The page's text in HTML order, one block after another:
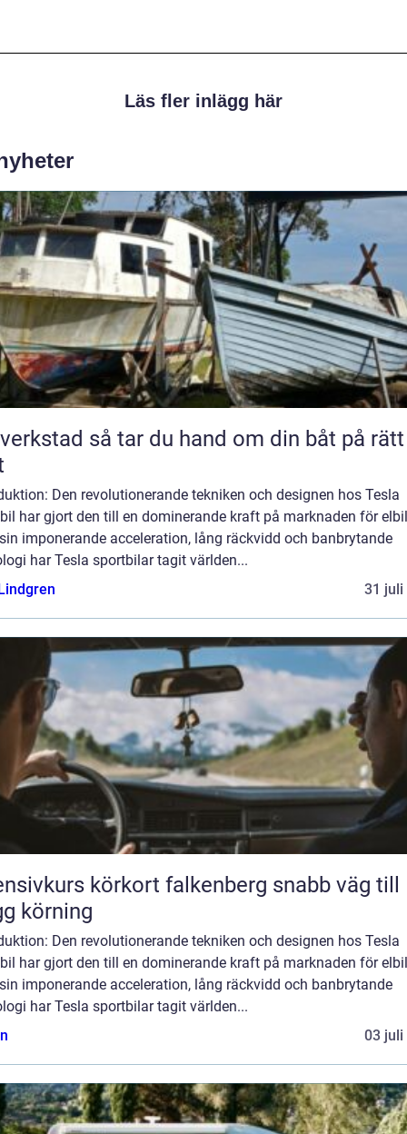
Läs fler inlägg här
tar du hand om din båt på rätt
Den revolutionerande tekniken och designen hos Tesla
har gjort den till en dominerande kraft på marknaden för
imponerande acceleration, lång räckvidd och banbrytande
har Tesla sportbilar tagit världen...
31 juli
körkort falkenberg snabb väg till
körning
Den revolutionerande tekniken och designen hos Tesla
har gjort den till en dominerande kraft på marknaden för
imponerande acceleration, lång räckvidd och banbrytande
har Tesla sportbilar tagit världen...
03 juli